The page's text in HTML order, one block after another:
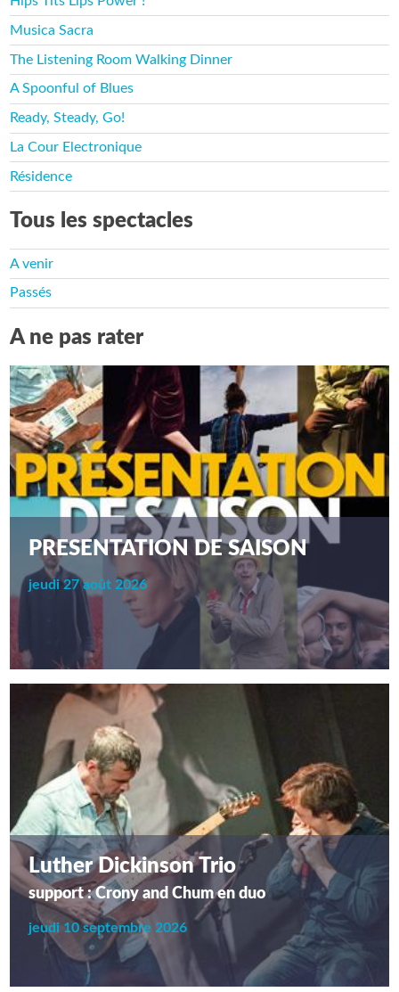
Musica Sacra
The Listening Room Walking Dinner
A Spoonful of Blues
Ready, Steady, Go!
La Cour Electronique
Résidence
Tous les spectacles
A venir
Passés
A ne pas rater
PRESENTATION DE SAISON
jeudi 27 août 2026
Luther Dickinson Trio
support : Crony and Chum en duo
jeudi 10 septembre 2026